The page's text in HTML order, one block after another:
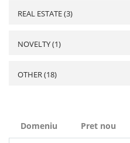
REAL ESTATE (3)
NOVELTY (1)
OTHER (18)
Domeniu Pret nou